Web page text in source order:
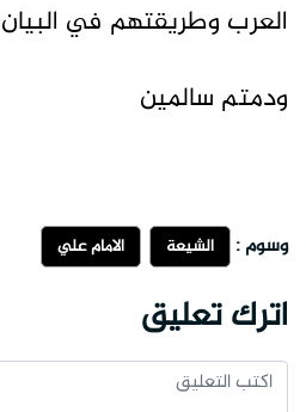
العرب وطريقتهم في
ودمتم سالمين
وسوم : الشيعة الامام علي
اترك تعليق